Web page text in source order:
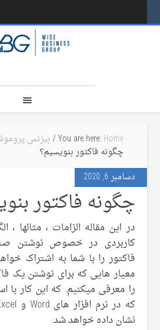
You are here: Home
/بیزنس
چگونه فاکتور بنویسیم؟
دسامبر 6, 2020
چگونه فاکتور
در این مقاله الزامات ، مثالها ،
کاربردی در خصوص نوشتن
فاکتور را با شما به اشتراک
معیار هایی که برای نوشتن یک
را معرفی میکنیم. که این کار با
نشان داده خواهد شد.